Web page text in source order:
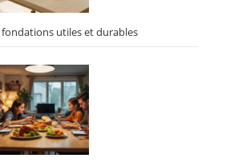
fondations utiles et durables